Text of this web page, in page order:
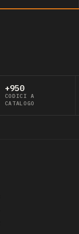
+950
CODICI A
CATALOGO